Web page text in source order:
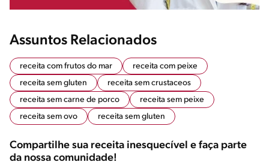
Assuntos Relacionados
receita com frutos do mar
receita com peixe
receita sem gluten
receita sem crustaceos
receita sem carne de porco
receita sem peixe
receita sem ovo
receita sem gluten
Compartilhe sua receita inesquecível e faça parte
da nossa comunidade!